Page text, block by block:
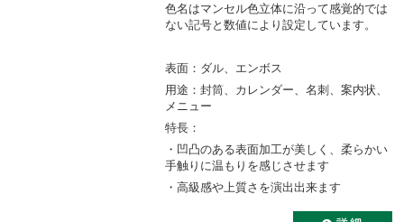
色名はマンセル色立体に沿って感覚的では
ない記号と数値により設定しています。
表面：ダル、エンボス
用途：封筒、カレンダー、名刺、案内状、
メニュー
特長：
・凹凸のある表面加工が美しく、柔らかい
手触りに温もりを感じさせます
・高級感や上質さを演出出来ます